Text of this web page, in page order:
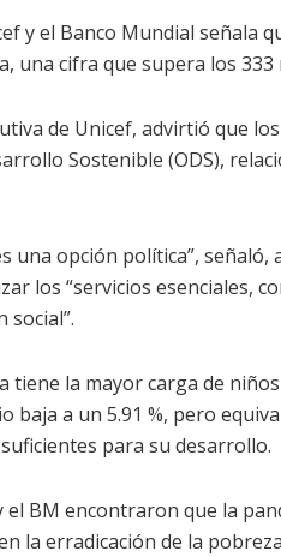
y el Banco Mundial señala
una cifra que supera los 333
de Unicef, advirtió que
Sostenible (ODS),
una opción política”,
los “servicios esenciales,
social”.
tiene la mayor carga de
baja a un 5.91 %, pero
para su desarrollo.
el BM encontraron que la
la erradicación de la